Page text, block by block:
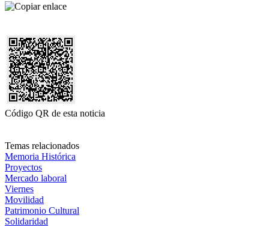
Código QR de esta noticia
Temas relacionados
Memoria Histórica
Proyectos
Mercado laboral
Viernes
Movilidad
Patrimonio Cultural
Solidaridad